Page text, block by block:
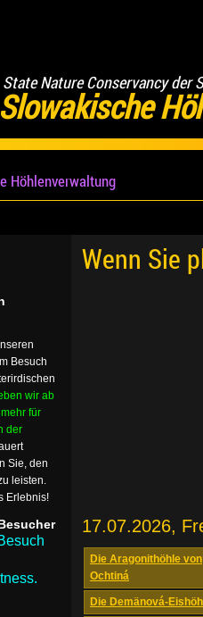
State Nature Conservancy der
Slowakische
Höhlenverwaltung
Wenn Sie
17.07.2026,
Die Aragonithöhle von
Ochtiná
Die Demänová-
Besuch
wir ab
für
der
Sie, den
leisten.
Erlebnis!